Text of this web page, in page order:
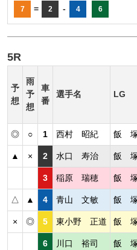
7 = 2 - 4 6
5R
予
想
雨
予
想
車
番
選手名 LG
◎ ○ 1 西村 昭紀 飯
▲ × 2 水口 寿治 飯
3 稲原 瑞穂 飯
△ ▲ 4 青山 文敏 飯
× ◎ 5 東小野 正道 飯
6 川口 裕司 飯